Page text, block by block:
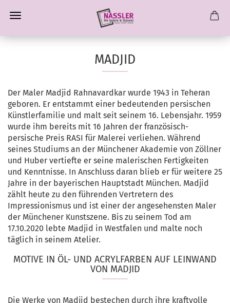
MADJID
Der Maler Madjid Rahnavardkar wurde 1943 in Teheran
geboren. Er entstammt einer bedeutenden persischen
Künstlerfamilie und malt seit seinem 16. Lebensjahr. 1959
wurde ihm bereits mit 16 Jahren der französisch-
persische Preis RASI für Malerei verliehen. Während
seines Studiums an der Münchener Akademie von Zöllner
und Huber vertiefte er seine malerischen Fertigkeiten
und Kenntnisse. In Anschluss daran blieb er für weitere 25
Jahre in der bayerischen Hauptstadt München. Madjid
zählt heute zu den führenden Vertretern des
Impressionismus und ist einer der angesehensten Maler
der Münchener Kunstszene. Bis zu seinem Tod am
17.10.2020 lebte Madjid in Westfalen und malte noch
täglich in seinem Atelier.
MOTIVE IN ÖL- UND ACRYLFARBEN AUF LEINWAND
VON MADJID
Die Werke von Madjid bestechen durch ihre kraftvolle